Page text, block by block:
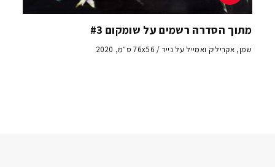
מתוך הסדרה רשמים על שומקום #3
שמן, אקריליק ואמייל על נייר / 76x56 ס״מ, 2020